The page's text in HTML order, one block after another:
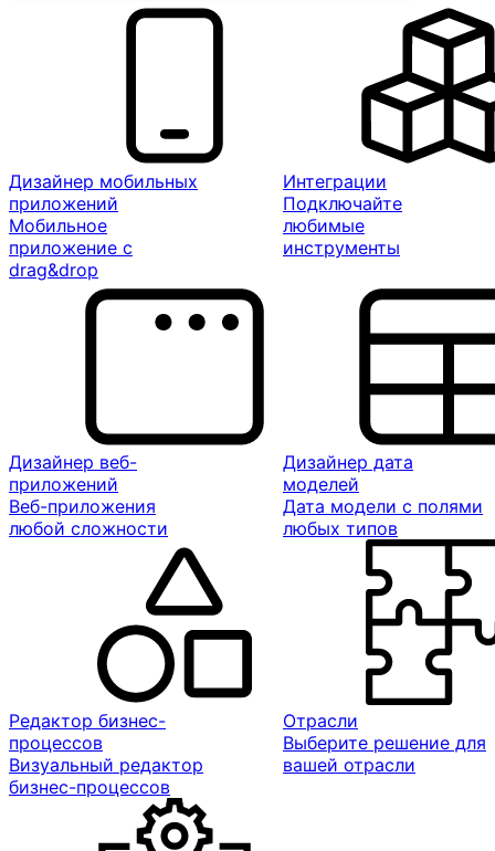
Дизайнер мобильных
приложений
Мобильное
приложение с
drag&drop
Интеграции
Подключайте
любимые
инструменты
Дизайнер веб-
приложений
Веб-приложения
любой сложности
Дизайнер дата
моделей
Дата модели с полями
любых типов
Редактор бизнес-
процессов
Визуальный редактор
бизнес-процессов
Отрасли
Выберите решение для
вашей отрасли